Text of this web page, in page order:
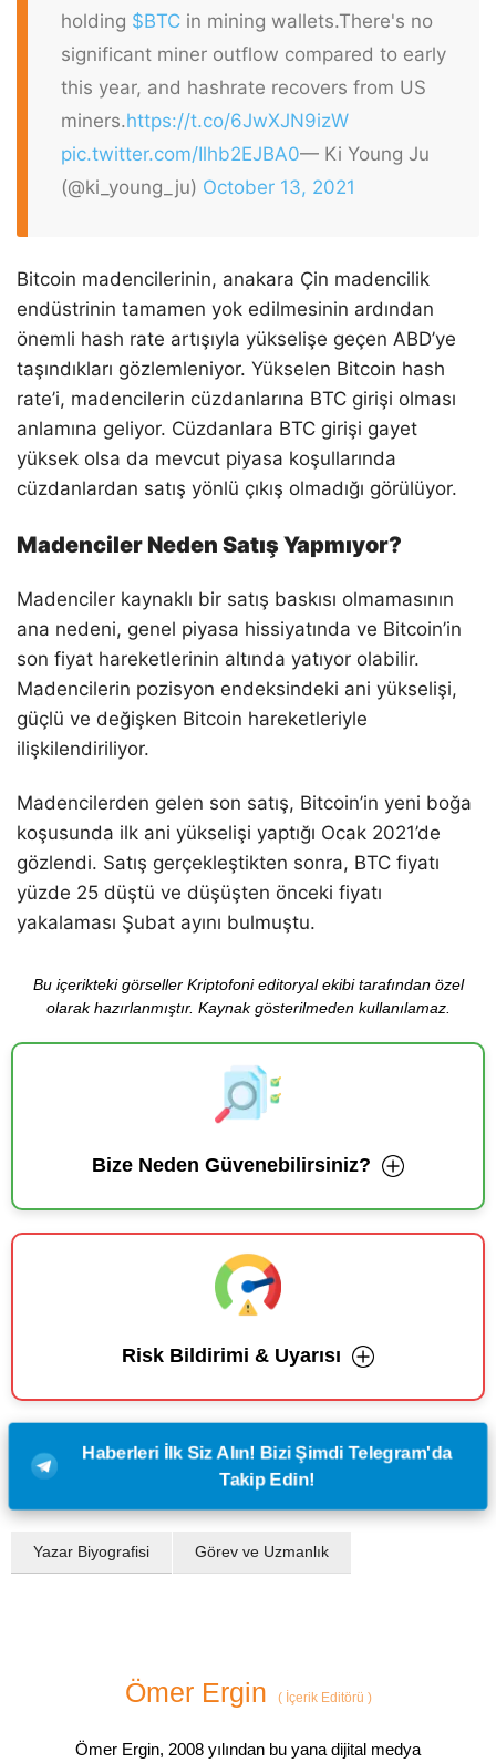
holding $BTC in mining wallets.There's no
significant miner outflow compared to early
this year, and hashrate recovers from US
miners.https://t.co/6JwXJN9izW
pic.twitter.com/Ilhb2EJBA0— Ki Young Ju
(@ki_young_ju) October 13, 2021
Bitcoin madencilerinin, anakara Çin madencilik
endüstrinin tamamen yok edilmesinin ardından
önemli hash rate artışıyla yükselişe geçen ABD’ye
taşındıkları gözlemleniyor. Yükselen Bitcoin hash
rate’i, madencilerin cüzdanlarına BTC girişi olması
anlamına geliyor. Cüzdanlara BTC girişi gayet
yüksek olsa da mevcut piyasa koşullarında
cüzdanlardan satış yönlü çıkış olmadığı görülüyor.
Madenciler Neden Satış Yapmıyor?
Madenciler kaynaklı bir satış baskısı olmamasının
ana nedeni, genel piyasa hissiyatında ve Bitcoin’in
son fiyat hareketlerinin altında yatıyor olabilir.
Madencilerin pozisyon endeksindeki ani yükselişi,
güçlü ve değişken Bitcoin hareketleriyle
ilişkilendiriliyor.
Madencilerden gelen son satış, Bitcoin’in yeni boğa
koşusunda ilk ani yükselişi yaptığı Ocak 2021’de
gözlendi. Satış gerçekleştikten sonra, BTC fiyatı
yüzde 25 düştü ve düşüşten önceki fiyatı
yakalaması Şubat ayını bulmuştu.
Bu içerikteki görseller Kriptofoni editoryal ekibi tarafından özel
olarak hazırlanmıştır. Kaynak gösterilmeden kullanılamaz.
Bize Neden Güvenebilirsiniz?
Risk Bildirimi & Uyarısı
Haberleri İlk Siz Alın! Bizi Şimdi Telegram'da
Takip Edin!
Yazar Biyografisi Görev ve Uzmanlık
Ömer Ergin (İçerik Editörü )
Ömer Ergin, 2008 yılından bu yana dijital medya